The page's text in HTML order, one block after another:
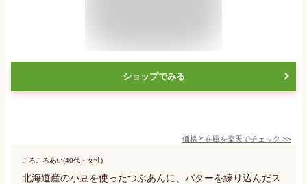
ショップでみる
価格と在庫を楽天でチェック >>
ころころあい(40代・女性)
北海道産の小豆を使ったつぶあんに、バターを練り込んだス